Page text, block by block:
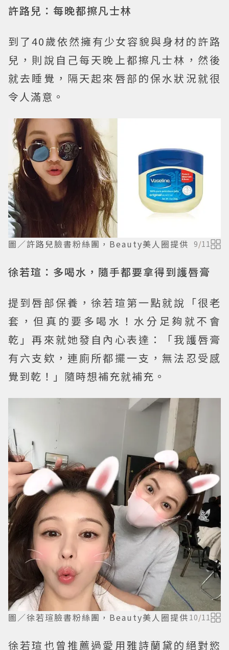
許路兒：每晚都擦凡士林
到了40歲依然擁有少女容貌與身材的許路
兒，則說自己每天晚上都擦凡士林，然後
就去睡覺，隔天起來唇部的保水狀況就很
令人滿意。
圖／許路兒臉書粉絲團，Beauty美人圈提供 9/11
徐若瑄：多喝水，隨手都要拿得到護唇膏
提到唇部保養，徐若瑄第一點就說「很老
套，但真的要多喝水！水分足夠就不會
乾」再來就她發自內心表達：「我護唇膏
有六支欸，連廁所都擺一支，無法忍受感
覺到乾！」隨時想補充就補充。
圖／徐若瑄臉書粉絲團，Beauty美人圈提供 10/11
徐若瑄也曾推薦過愛用雅詩蘭黛的絕對慾